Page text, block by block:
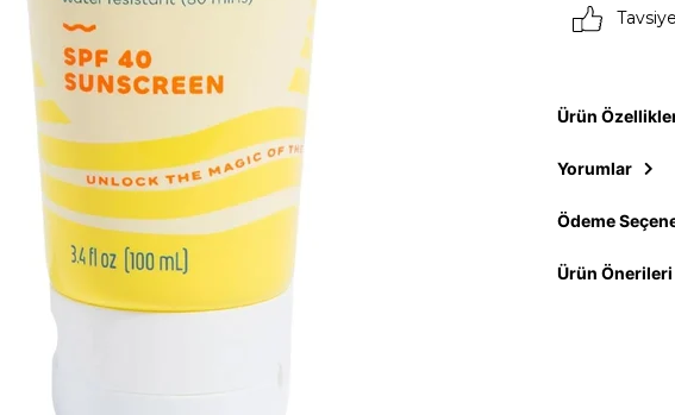
Ürün
Yorumlar
Ödeme
Ürün Önerileri